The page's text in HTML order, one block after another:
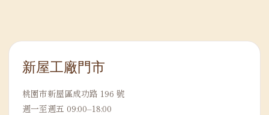
新屋工廠門市
桃園市新屋區成功路 196 號
週一至週五 09:00–18:00